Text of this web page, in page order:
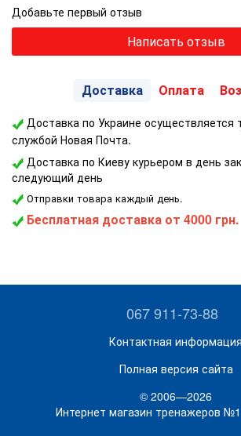
Добавьте первый отзыв
Написать отзыв
Доставка Оплата
Доставка по Украине осуществляется
службой Новая Почта.
Доставка по Киеву курьером в день
следующий день
Отправки товара каждый день.
Бесплатная доставка от 4000 грн.
067 911-73-88
Контактная информация
Полная версия сайта
© 2006—2026
Интернет магазин тренажеров